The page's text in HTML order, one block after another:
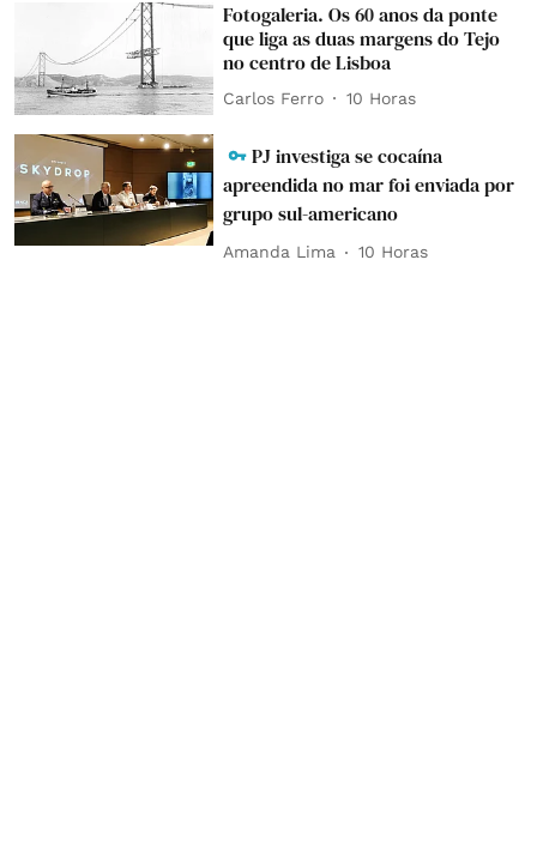
Fotogaleria. Os 60 anos da ponte
que liga as duas margens do Tejo
no centro de Lisboa
Carlos Ferro 10 Horas
PJ investiga se cocaína
apreendida no mar foi enviada por
grupo sul-americano
Amanda Lima 10 Horas